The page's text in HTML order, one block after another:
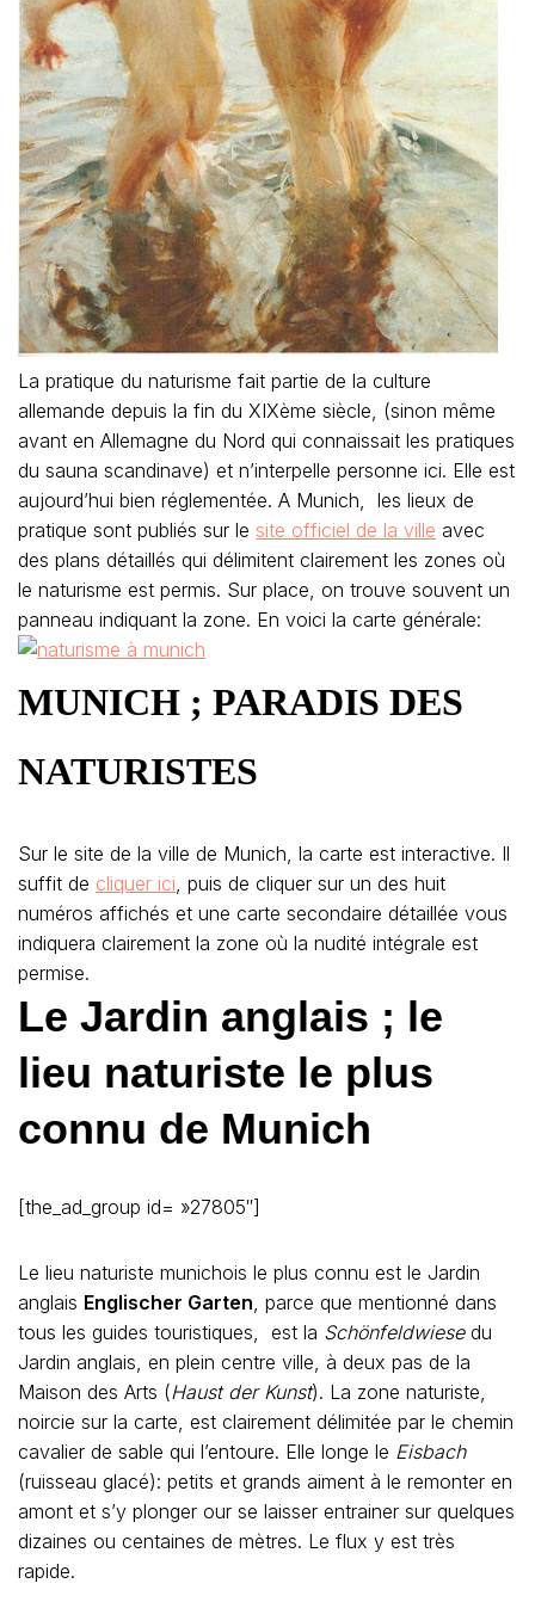
La pratique du naturisme fait partie de la culture
allemande depuis la fin du XIXème siècle, (sinon même
avant en Allemagne du Nord qui connaissait les pratiques
du sauna scandinave) et n’interpelle personne ici. Elle est
aujourd’hui bien réglementée. A Munich, les lieux de
pratique sont publiés sur le site officiel de la ville avec
des plans détaillés qui délimitent clairement les zones où
le naturisme est permis. Sur place, on trouve souvent un
panneau indiquant la zone. En voici la carte générale:
MUNICH ; PARADIS DES
NATURISTES
Sur le site de la ville de Munich, la carte est interactive. Il
suffit de cliquer ici, puis de cliquer sur un des huit
numéros affichés et une carte secondaire détaillée vous
indiquera clairement la zone où la nudité intégrale est
permise.
Le Jardin anglais ; le
lieu naturiste le plus
connu de Munich
[the_ad_group id= »27805″]
Le lieu naturiste munichois le plus connu est le Jardin
anglais Englischer Garten, parce que mentionné dans
tous les guides touristiques, est la Schönfeldwiesedu
Jardin anglais, en plein centre ville, à deux pas de la
Maison des Arts (Haust der Kunst). La zone naturiste,
noircie sur la carte, est clairement délimitée par le chemin
cavalier de sable qui l’entoure. Elle longe le Eisbach
(ruisseau glacé): petits et grands aiment à le remonter en
amont et s’y plonger our se laisser entrainer sur quelques
dizaines ou centaines de mètres. Le flux y est très
rapide.